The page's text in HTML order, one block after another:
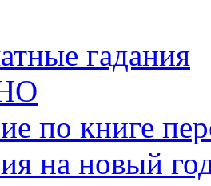
гадания
по книге
на новый